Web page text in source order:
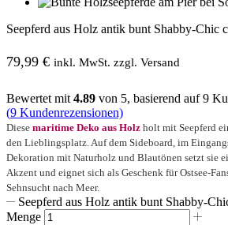
Seepferd aus Holz antik bunt Shabby-Chic
79,99 € inkl. MwSt. zzgl. Versand
Bewertet mit 4.89 von 5, basierend auf9
(9 Kundenrezensionen)
Diese maritime Deko aus Holz holt mit Seepferd
den Lieblingsplatz. Auf dem Sideboard, im
Dekoration mit Naturholz und Blautönen setzt sie
Akzent und eignet sich als Geschenk für Ostsee-
Sehnsucht nach Meer.
Seepferd aus Holz antik bunt Shabby-
Menge